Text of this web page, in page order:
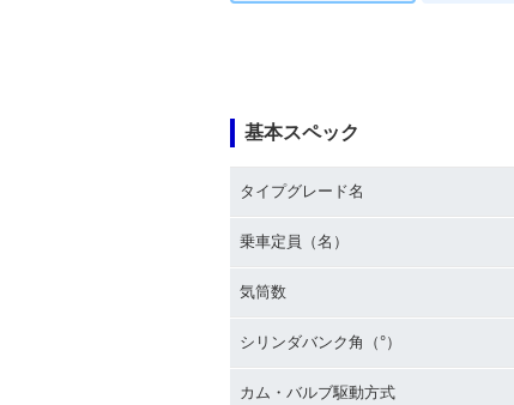
基本スペック
タイプグレード名
乗車定員（名）
気筒数
シリンダバンク角（°）
カム・バルブ駆動方式